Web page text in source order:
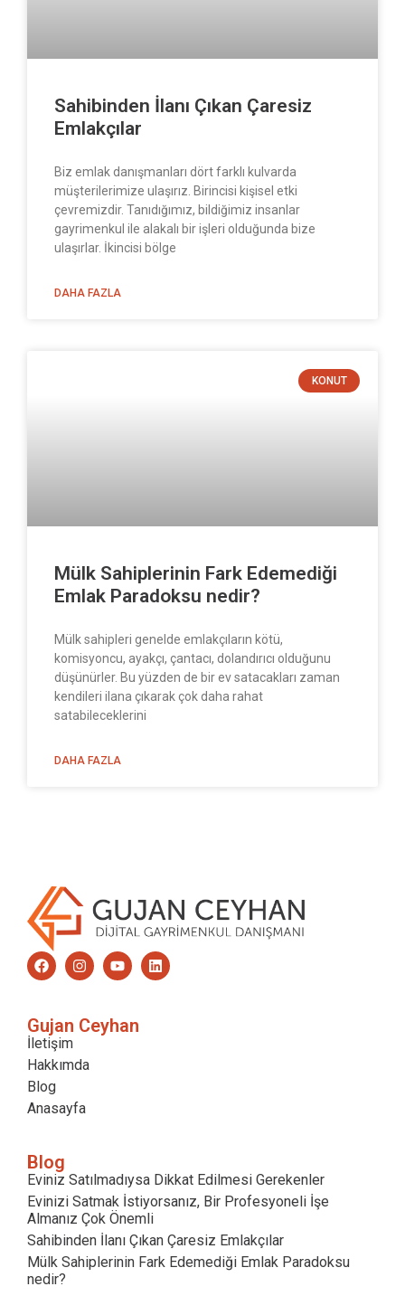
Sahibinden İlanı Çıkan Çaresiz
Emlakçılar
Biz emlak danışmanları dört farklı kulvarda
müşterilerimize ulaşırız. Birincisi kişisel etki
çevremizdir. Tanıdığımız, bildiğimiz insanlar
gayrimenkul ile alakalı bir işleri olduğunda bize
ulaşırlar. İkincisi bölge
DAHA FAZLA
KONUT
Mülk Sahiplerinin Fark Edemediği
Emlak Paradoksu nedir?
Mülk sahipleri genelde emlakçıların kötü,
komisyoncu, ayakçı, çantacı, dolandırıcı olduğunu
düşünürler. Bu yüzden de bir ev satacakları zaman
kendileri ilana çıkarak çok daha rahat
satabileceklerini
DAHA FAZLA
Gujan Ceyhan
İletişim
Hakkımda
Blog
Anasayfa
Blog
Eviniz Satılmadıysa Dikkat Edilmesi Gerekenler
Evinizi Satmak İstiyorsanız, Bir Profesyoneli İşe
Almanız Çok Önemli
Sahibinden İlanı Çıkan Çaresiz Emlakçılar
Mülk Sahiplerinin Fark Edemediği Emlak Paradoksu
nedir?